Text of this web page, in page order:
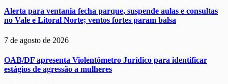
Alerta para ventania fecha parque, suspende aulas e consultas
no Vale e Litoral Norte; ventos fortes param balsa
7 de agosto de 2026
OAB/DF apresenta Violentômetro Jurídico para identificar
estágios de agressão a mulheres